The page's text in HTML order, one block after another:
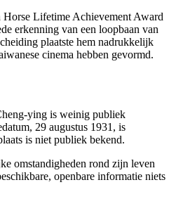
Lifetime Achievement Award
erkenning van een loopbaan van
plaatste hem nadrukkelijk
cinema hebben gevormd.
ying is weinig publiek
29 augustus 1931, is
is niet publiek bekend.
omstandigheden rond zijn leven
openbare informatie niets